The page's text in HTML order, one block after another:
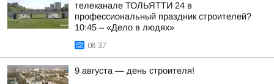
телеканале ТОЛЬЯТТИ 24 в
профессиональный праздник строителей?
10:45 – «Дело в людях»
08:37
9 августа — день строителя!